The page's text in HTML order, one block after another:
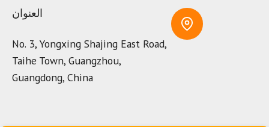
العنوان
No. 3, Yongxing Shajing East Road,
Taihe Town, Guangzhou,
Guangdong, China